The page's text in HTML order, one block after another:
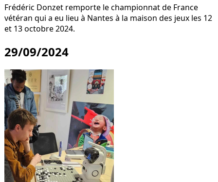
Frédéric Donzet remporte le championnat de France
vétéran qui a eu lieu à Nantes à la maison des jeux les 12
et 13 octobre 2024.
29/09/2024